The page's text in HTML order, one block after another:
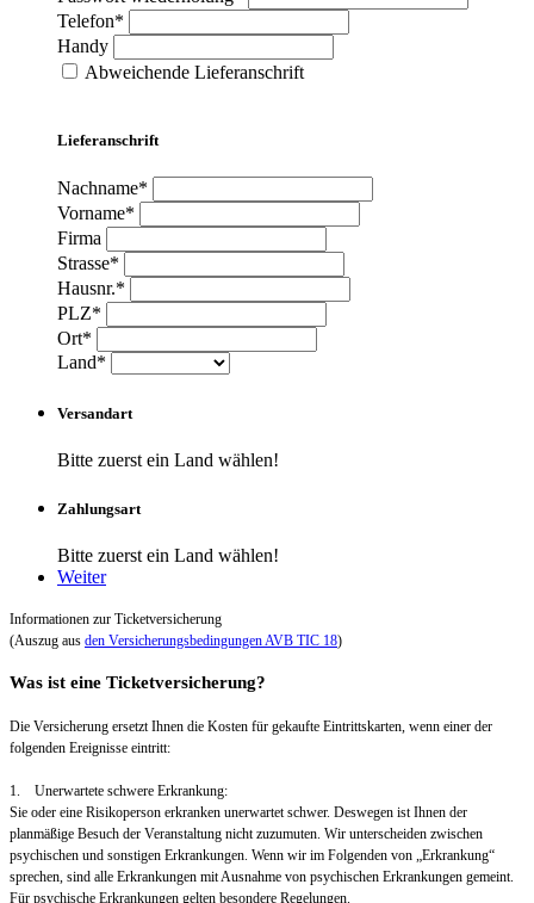
Telefon*
Handy
Abweichende Lieferanschrift
Lieferanschrift
Nachname*
Vorname*
Firma
Strasse*
Hausnr.*
PLZ*
Ort*
Land*
Versandart
Bitte zuerst ein Land wählen!
Zahlungsart
Bitte zuerst ein Land wählen!
Weiter
Informationen zur Ticketversicherung
(Auszug aus den Versicherungsbedingungen AVB TIC 18)
Was ist eine Ticketversicherung?
Die Versicherung ersetzt Ihnen die Kosten für gekaufte Eintrittskarten, wenn einer der
folgenden Ereignisse eintritt:
1. Unerwartete schwere Erkrankung:
Sie oder eine Risikoperson erkranken unerwartet schwer. Deswegen ist Ihnen der
planmäßige Besuch der Veranstaltung nicht zuzumuten. Wir unterscheiden zwischen
psychischen und sonstigen Erkrankungen. Wenn wir im Folgenden von „Erkrankung“
sprechen, sind alle Erkrankungen mit Ausnahme von psychischen Erkrankungen gemeint.
Für psychische Erkrankungen gelten besondere Regelungen.